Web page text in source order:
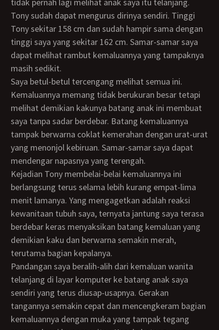
Tony sudah dapat mengurus dirinya sendiri. Tinggi
Tony sekitar 158 cm dan sudah hampir sama dengan
tinggi saya yang sekitar 162 cm. Samar-samar saya
dapat melihat rambut kemaluannya yang tampaknya
masih sedikit.
Saya betul-betul tercengang melihat semua ini.
Kemaluannya memang tidak berukuran besar tetapi
melihat demikian kakunya batang anak ini membuat
saya tanpa sadar berdebar. Batang kemaluannya
tampak berwarna coklat kemerahan dengan urat-urat
yang menonjol kebiruan. Samar-samar saya dapat
mendengar napasnya yang terengah.
Kejadian Tony membelai-belai kemaluannya ini
berlangsung terus selama lebih kurang empat-lima
menit lamanya. Yang mengagetkan adalah reaksi
kewanitaan tubuh saya, ternyata jantung saya terasa
berdebar keras menyaksikan batang kemaluan yang
demikian kaku dan berwarna semakin merah,
terutama bagian kepalanya.
Pandangan saya beralih-alih dari kemaluan wanita
telanjang di layar komputer ke batang anak saya
sendiri yang terus diusap-usapnya. Gerakan
tangannya semakin cepat dan mencengkeram bagian
kemaluannya dengan muka yang tampak tegang